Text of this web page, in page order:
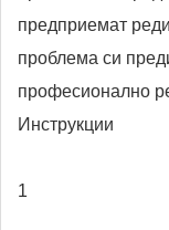
предприемат
проблема си
професионално
Инструкции
1